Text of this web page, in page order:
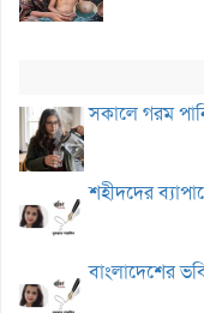
সকালে গরম
শহীদদের
বাংলাদেশের